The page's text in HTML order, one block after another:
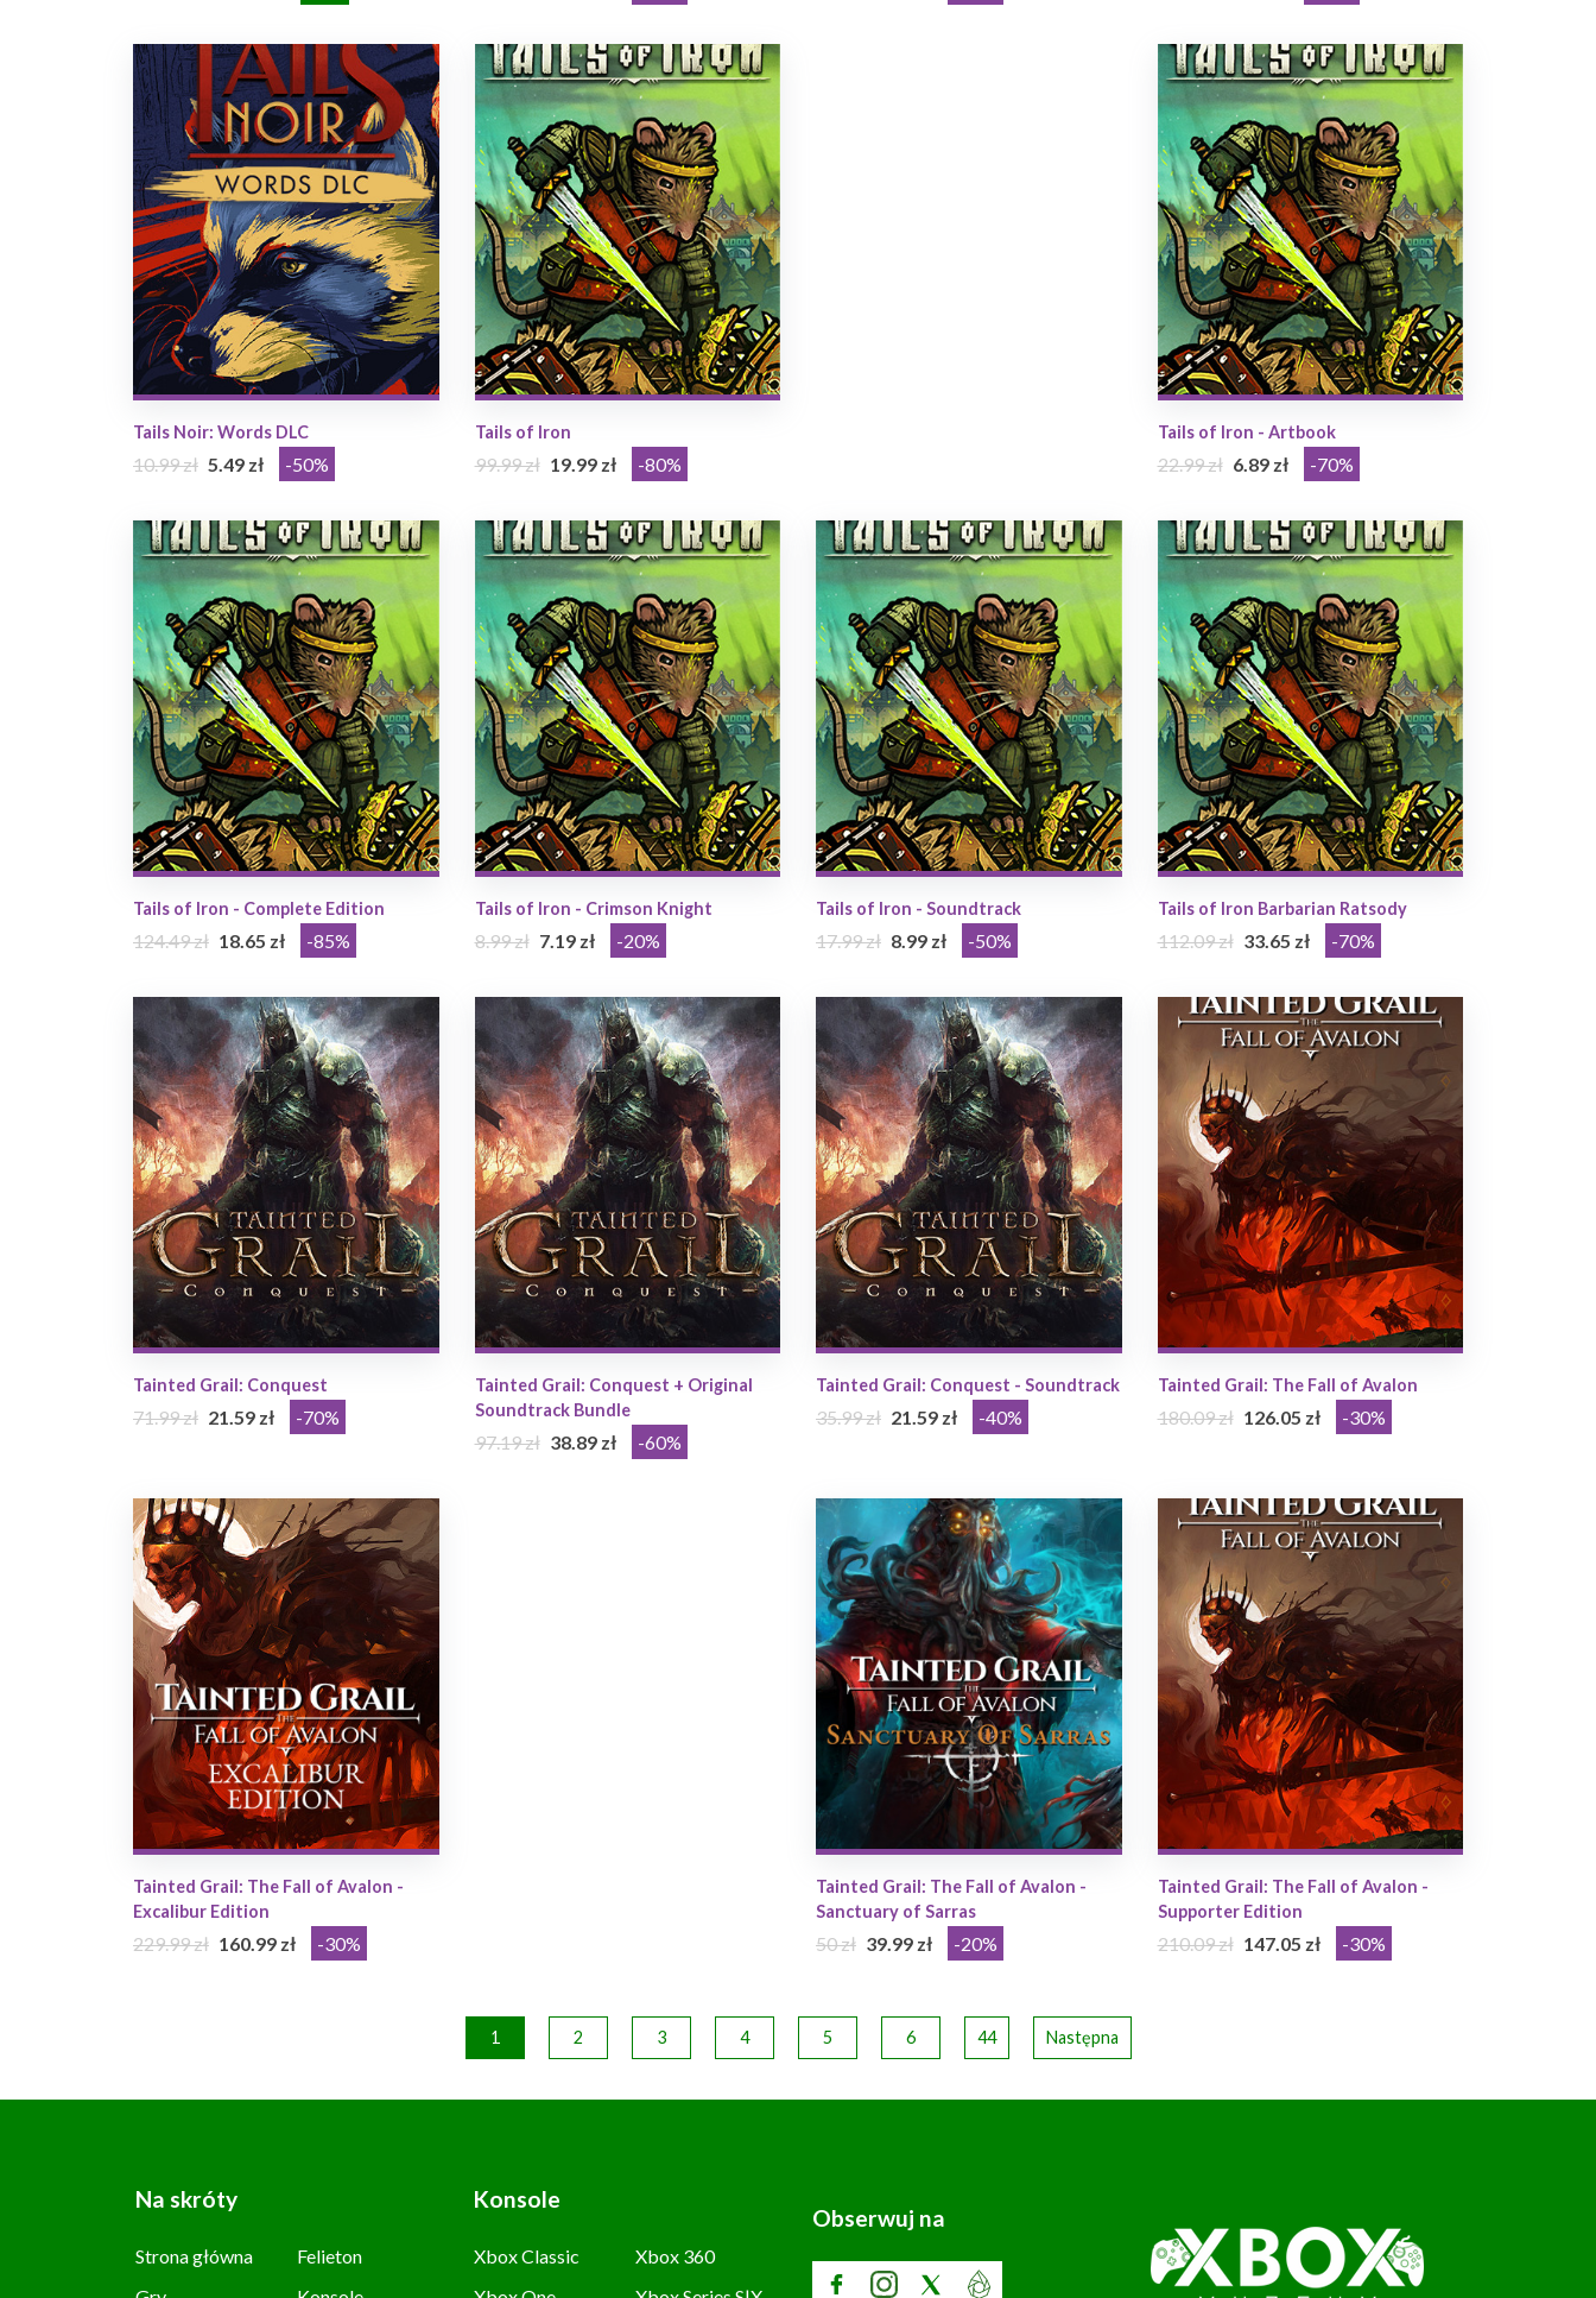
Tails Noir: Words DLC
10.99 zł 5.49 zł -50%
Tails of Iron
99.99 zł 19.99 zł -80%
Tails of Iron - Artbook
22.99 zł 6.89 zł -70%
Tails of Iron - Complete Edition
124.49 zł 18.65 zł -85%
Tails of Iron - Crimson Knight
8.99 zł 7.19 zł -20%
Tails of Iron - Soundtrack
17.99 zł 8.99 zł -50%
Tails of Iron Barbarian Ratsody
112.09 zł 33.65 zł -70%
Tainted Grail: Conquest
71.99 zł 21.59 zł -70%
Tainted Grail: Conquest + Original
Soundtrack Bundle
97.19 zł 38.89 zł -60%
Tainted Grail: Conquest - Soundtrack
35.99 zł 21.59 zł -40%
Tainted Grail: The Fall of Avalon
180.09 zł 126.05 zł -30%
Tainted Grail: The Fall of Avalon -
Excalibur Edition
229.99 zł 160.99 zł -30%
Tainted Grail: The Fall of Avalon -
Sanctuary of Sarras
50 zł 39.99 zł -20%
Tainted Grail: The Fall of Avalon -
Supporter Edition
210.09 zł 147.05 zł -30%
1 2 3 4 5 6 44 Następna
Na skróty
Strona główna
Felieton
Konsole
Xbox Classic
Xbox 360
Obserwuj na